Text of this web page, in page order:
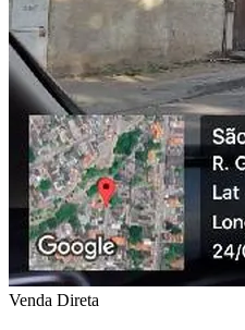
Venda Direta